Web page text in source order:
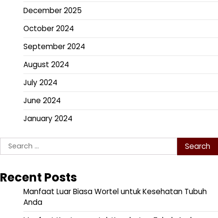
December 2025
October 2024
September 2024
August 2024
July 2024
June 2024
January 2024
Search
for:
Recent Posts
Manfaat Luar Biasa Wortel untuk Kesehatan Tubuh
Anda